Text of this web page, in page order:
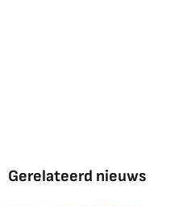
Gerelateerd nieuws